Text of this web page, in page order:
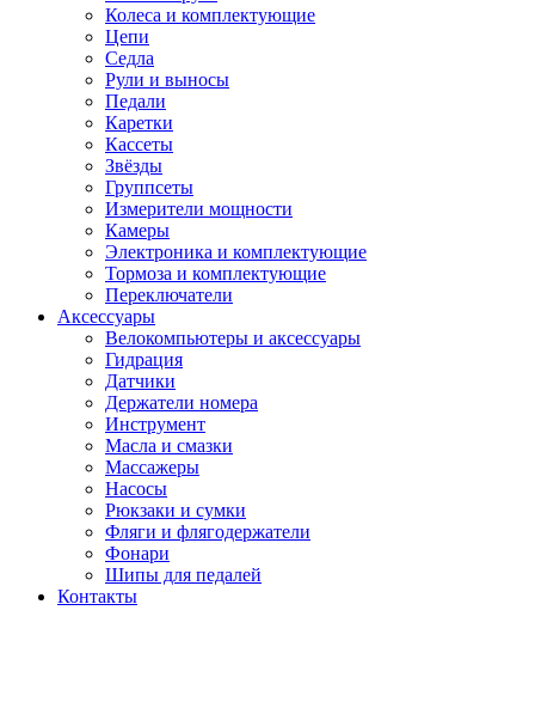
Колеса и комплектующие
Цепи
Седла
Рули и выносы
Педали
Каретки
Кассеты
Звёзды
Группсеты
Измерители мощности
Камеры
Электроника и комплектующие
Тормоза и комплектующие
Переключатели
Аксессуары
Велокомпьютеры и аксессуары
Гидрация
Датчики
Держатели номера
Инструмент
Масла и смазки
Массажеры
Насосы
Рюкзаки и сумки
Фляги и флягодержатели
Фонари
Шипы для педалей
Контакты